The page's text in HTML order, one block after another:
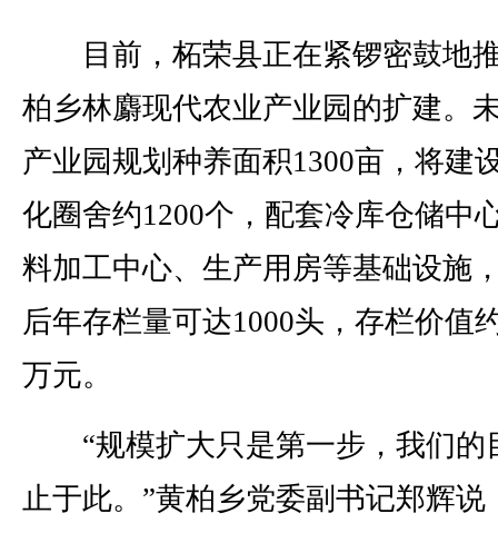
目前，柘荣县正在紧锣密鼓地
柏乡林麝现代农业产业园的扩建。
产业园规划种养面积1300亩，将建
化圈舍约1200个，配套冷库仓储中
料加工中心、生产用房等基础设施
后年存栏量可达1000头，存栏价值
万元。
“规模扩大只是第一步，我们的
止于此。”黄柏乡党委副书记郑辉说